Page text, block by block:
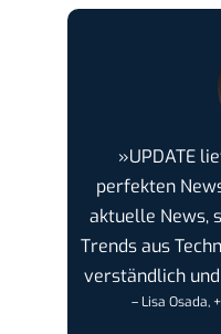
»UPDATE
perfekten
aktuelle News,
Trends aus
verständlich
– Lisa Osada,